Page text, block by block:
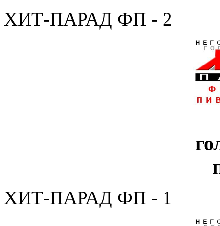
ХИТ-ПАРАД ФП - 2
ХИТ-ПАРАД ФП - 1